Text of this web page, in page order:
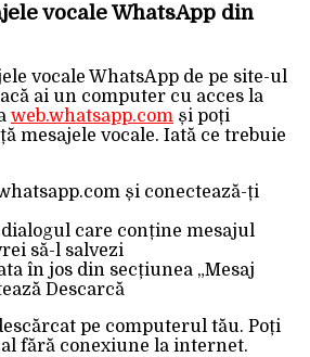
vocale WhatsApp din
vocale WhatsApp de pe site-ul
ai un computer cu acces la
web.whatsapp.com și poți
mesajele vocale. Iată ce trebuie
și conectează-ți
care conține mesajul
să-l salvezi
în jos din secțiunea „Mesaj
Descarcă
pe computerul tău. Poți
fără conexiune la internet.